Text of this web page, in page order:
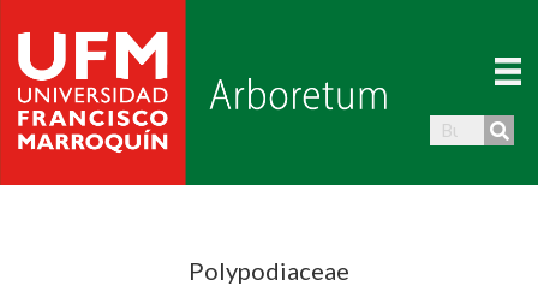
Polypodiaceae